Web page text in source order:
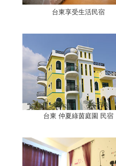
台東享受生活民宿
台東 仲夏綠茵庭園 民宿